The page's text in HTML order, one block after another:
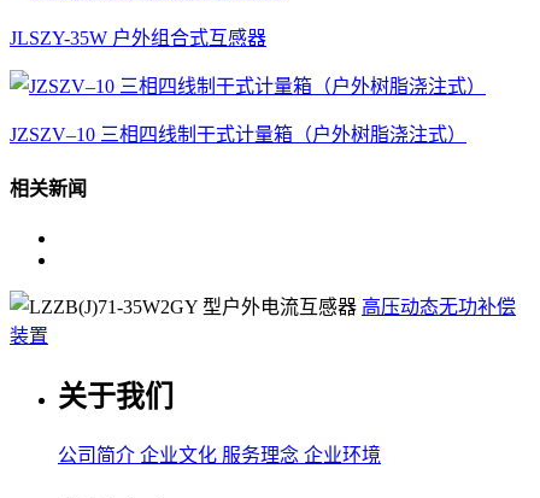
JLSZY-35W 户外组合式互感器
JZSZV–10 三相四线制干式计量箱（户外树脂浇注式）
相关新闻
高压动态无功补偿
装置
关于我们
公司简介 企业文化 服务理念 企业环境